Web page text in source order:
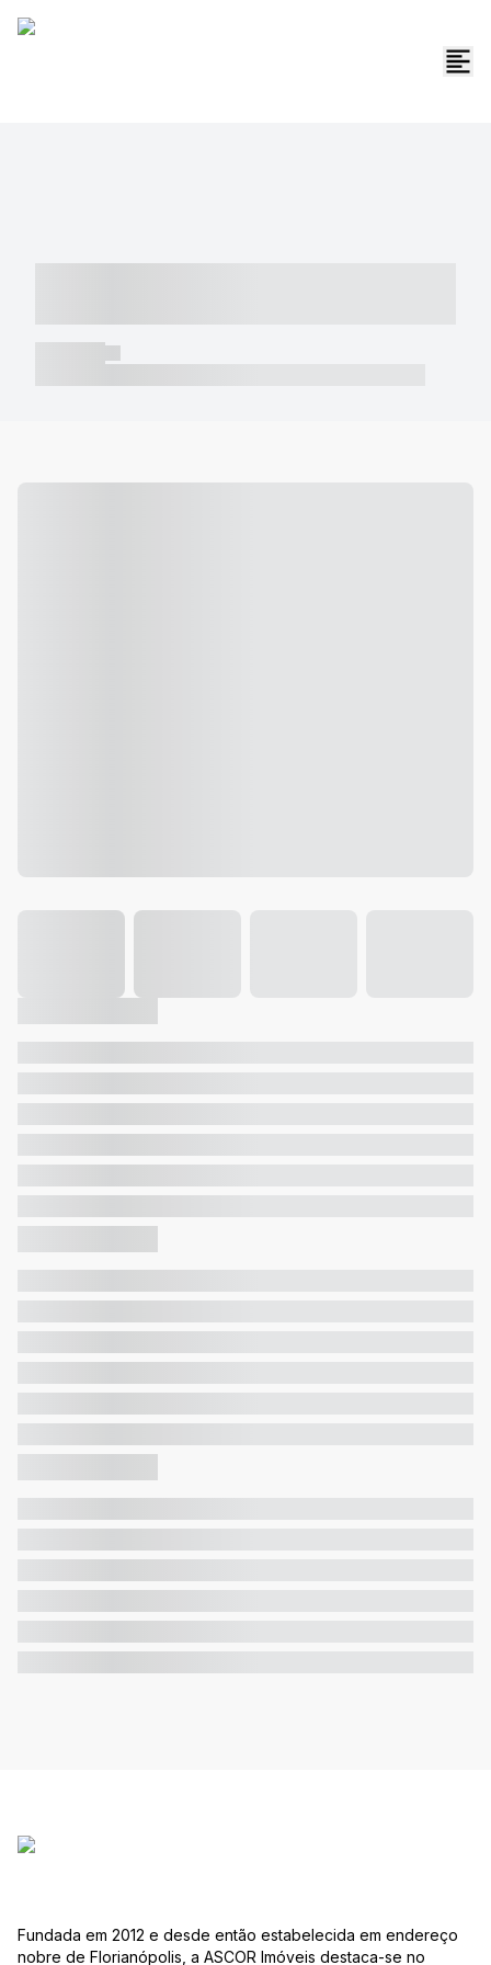
Fundada em 2012 e desde então estabelecida em endereço
nobre de Florianópolis, a ASCOR Imóveis destaca-se no